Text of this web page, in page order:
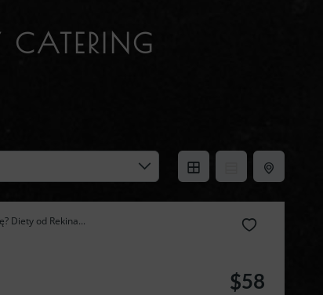
Diety od Rekina...
$58